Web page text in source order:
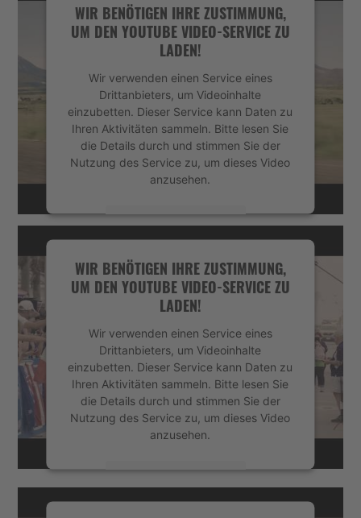
Akzeptieren
powered byUsercentrics Consent
Management Platform
WIR BENÖTIGEN IHRE ZUSTIMMUNG,
UM DEN YOUTUBE VIDEO-SERVICE ZU
LADEN!
Wir verwenden einen Service eines
Drittanbieters, um Videoinhalte
einzubetten. Dieser Service kann Daten zu
Ihren Aktivitäten sammeln. Bitte lesen Sie
die Details durch und stimmen Sie der
Nutzung des Service zu, um dieses Video
anzusehen.
Akzeptieren
powered byUsercentrics Consent
Management Platform
WIR BENÖTIGEN IHRE ZUSTIMMUNG,
UM DEN YOUTUBE VIDEO-SERVICE ZU
LADEN!
Wir verwenden einen Service eines
Drittanbieters, um Videoinhalte
einzubetten. Dieser Service kann Daten zu
Ihren Aktivitäten sammeln. Bitte lesen Sie
die Details durch und stimmen Sie der
Nutzung des Service zu, um dieses Video
anzusehen.